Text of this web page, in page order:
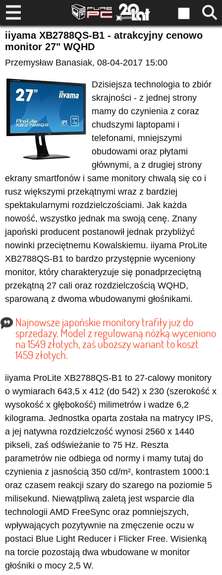
iiyama XB2788QS-B1 - atrakcyjny cenowo
monitor 27" WQHD
Przemysław Banasiak, 08-04-2017 15:00
Dzisiejsza technologia to zbiór
skrajności - z jednej strony
mamy do czynienia z coraz
chudszymi laptopami i
telefonami, mniejszymi
obudowami oraz płytami
głównymi, a z drugiej strony
ekrany smartfonów i same monitory chwalą się co i
rusz większymi przekątnymi wraz z bardziej
spektakularnymi rozdzielczościami. Jak każda
nowość, wszystko jednak ma swoją cenę. Znany
japoński producent postanowił jednak przybliżyć
nowinki przeciętnemu Kowalskiemu. iiyama ProLite
XB2788QS-B1 to bardzo przystępnie wyceniony
monitor, który charakteryzuje się ponadprzeciętną
przekątną 27 cali oraz rozdzielczością WQHD,
sparowaną z dwoma wbudowanymi głośnikami.
Najnowsze japońskie monitory trafiły już do
sprzedaży. Model z regulowaną nóżką wyceniono
na 1549 złotych, zaś uboższy wariant to koszt
1459 złotych.
iiyama ProLite XB2788QS-B1 to 27-calowy monitory
o wymiarach 643,5 x 412 (do 542) x 230 (szerokość x
wysokość x głębokość) milimetrów i wadze 6,2
kilograma. Jednostka oparta została na matrycy IPS,
a jej natywna rozdzielczość wynosi 2560 x 1440
pikseli, zaś odświeżanie to 75 Hz. Reszta
parametrów nie odbiega od normy i mamy tutaj do
czynienia z jasnością 350 cd/m², kontrastem 1000:1
oraz czasem reakcji szary do szarego na poziomie 5
milisekund. Niewątpliwą zaletą jest wsparcie dla
technologii AMD FreeSync oraz pomniejszych,
wpływających pozytywnie na zmęczenie oczu w
postaci Blue Light Reducer i Flicker Free. Wisienką
na torcie pozostają dwa wbudowane w monitor
głośniki o mocy 2,5 W.